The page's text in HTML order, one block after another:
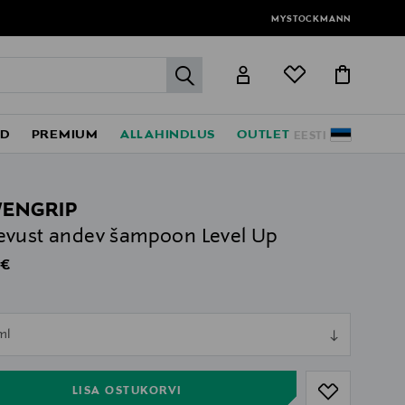
MYSTOCKMANN
label.header.go
EESTI
PREMIUM ALLAHINDLUS OUTLET
andev šampoon Level Up
Price
LISA OSTUKORVI
null